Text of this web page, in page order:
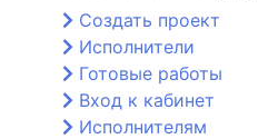
Создать проект
Исполнители
Готовые работы
Вход к кабинет
Исполнителям